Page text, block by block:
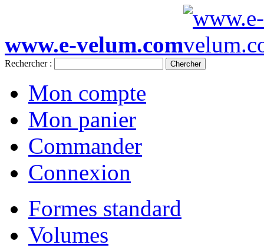
www.e-velum.com
Rechercher : Chercher
Mon compte
Mon panier
Commander
Connexion
Formes standard
Volumes